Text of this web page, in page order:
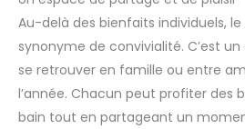
Au-delà des bienfaits individuels,
synonyme de convivialité. C’est
se retrouver en famille ou entre
l’année. Chacun peut profiter des
bain tout en partageant un